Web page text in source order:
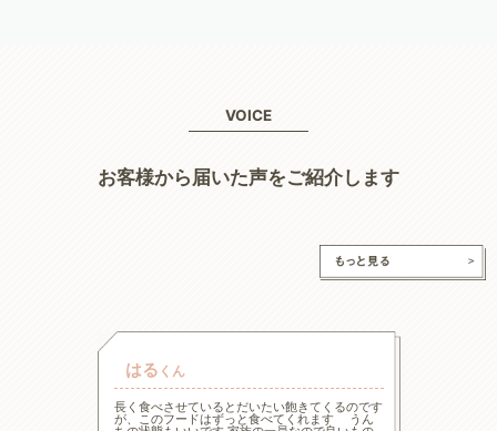
VOICE
お客様から届いた声をご紹介します
はる くん
長く食べさせているとだいたい飽きてくるのです
が、このフードはずっと食べてくれます うん